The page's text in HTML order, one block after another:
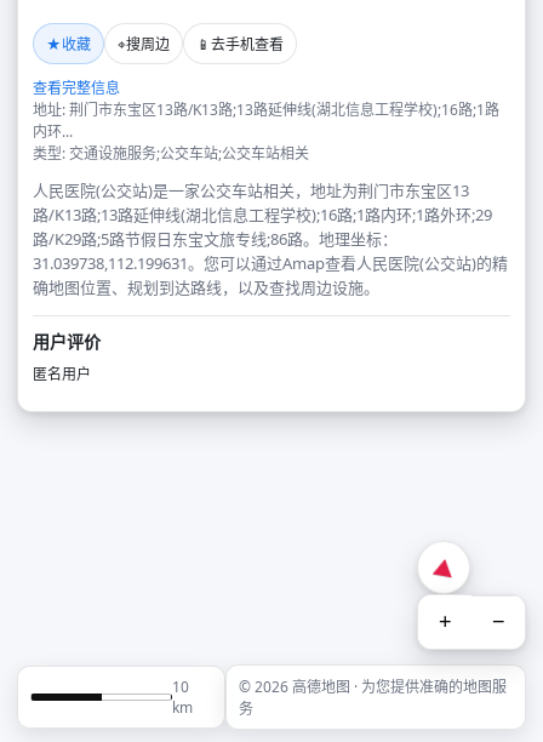
★收藏 ⌖搜周边 📱 去手机查看
查看完整信息
地址: 荆门市东宝区13路/K13路;13路延伸线(湖北信息工程学校);16路;1路
内环...
类型: 交通设施服务;公交车站;公交车站相关
人民医院(公交站)是一家公交车站相关，地址为荆门市东宝区13
路/K13路;13路延伸线(湖北信息工程学校);16路;1路内环;1路外环;29
路/K29路;5路节假日东宝文旅专线;86路。地理坐标：
31.039738,112.199631。您可以通过Amap查看人民医院(公交站)的精
确地图位置、规划到达路线，以及查找周边设施。
用户评价
匿名用户
+ −
10
km
© 2026 高德地图 · 为您提供准确的地图服
务